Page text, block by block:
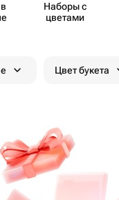
Наборы с
цветами
Цвет букета